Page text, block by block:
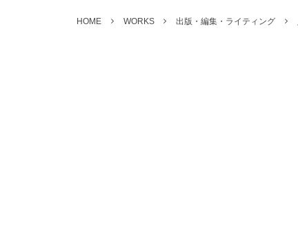
HOME WORKS 出版・編集・ライティング